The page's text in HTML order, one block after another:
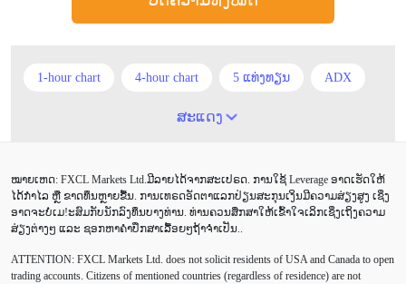
1-hour chart 4-hour chart 5 ແທ່ງທຽນ ADX
Alexander Elder
Buy Stop CAD CHF COVID-19 CPI
Canadian dollar Charles Dow
Chinese Yuan Correlation Matrix D1 DailyFX
ສະແດງ
ໝາຍເຫດ: FXCL Markets Ltd.ມີລາຍໄດ້ຈາກສະເປຣດ. ການໃຊ້ Leverage ອາດເຮັດໃຫ້
ໄດ້ກຳໄລ ຫຼື ຂາດທຶນຫຼາຍຂື້ນ. ການເທຣດອັດຕາແລກປ່ຽນສະກຸນເງິນມີຄວາມສ່ຽງສູງ ເຊິ່ງ
ອາດຈະບໍ່ເມ!ະສົມກັບນັກລົງທຶນບາງທ່ານ. ທ່ານຄວນສຶກສາໃຫ້ເຂົ້າໃຈເລິກເຊິ່ງເຖິງຄວາມ
ສ່ຽງຕ່າງໆ ແລະ ຊອກຫາຄຳປຶກສາເລື້ອຍໆຖ້າຈຳເປັນ..
ATTENTION: FXCL Markets Ltd. does not solicit residents of USA and Canada to open
trading accounts. Citizens of mentioned countries (regardless of residence) are not